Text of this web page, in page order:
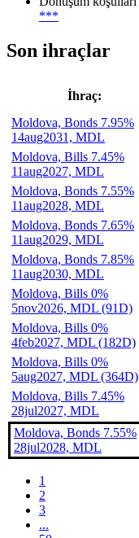
***
Son ihraçlar
İhraç:
Moldova, Bonds 7.95%
14aug2031, MDL
Moldova, Bills 7.45%
11aug2027, MDL
Moldova, Bonds 7.55%
11aug2028, MDL
Moldova, Bonds 7.65%
11aug2029, MDL
Moldova, Bonds 7.85%
11aug2030, MDL
Moldova, Bills 0%
5nov2026, MDL (91D)
Moldova, Bills 0%
4feb2027, MDL (182D)
Moldova, Bills 0%
5aug2027, MDL (364D)
Moldova, Bills 7.45%
28jul2027, MDL
Moldova, Bonds 7.55%
28jul2028, MDL
1
2
3
...